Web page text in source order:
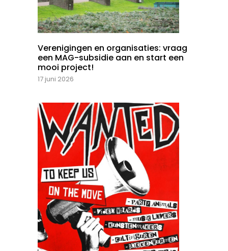
Verenigingen en organisaties: vraag
een MAG-subsidie aan en start een
mooi project!
17 juni 2026